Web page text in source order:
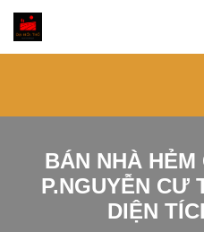
BÁN NHÀ HẺM
P.NGUYỄN CƯ
DIỆN